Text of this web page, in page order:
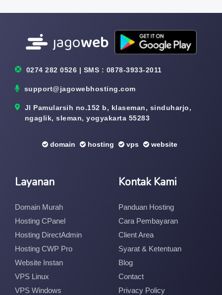
0274 282 0526 | SMS : 0878-3933-2011
support@jagowebhosting.com
Jl Pamularsih no.152 b, klaseman, sinduharjo,
ngaglik, sleman, yogyakarta 55283
domain hosting vps website
Layanan
Domain Murah
Hosting CPanel
Hosting DirectAdmin
Hosting CWP Pro
Website Instan
VPS Linux
VPS Windows
Kontak Kami
Panduan Hosting
Cara Pembayaran
Client Area
Syarat & Ketentuan
Blog
Contact
Privacy Policy